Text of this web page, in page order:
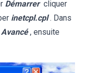
Démarrer cliquer
inetcpl.cpl . Dans
Avancé , ensuite